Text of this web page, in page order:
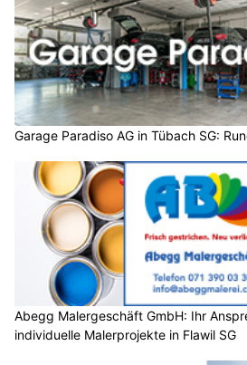
Garage Paradiso AG in Tübach SG:
Abegg Malergeschäft GmbH: Ihr
individuelle Malerprojekte in Flawil SG